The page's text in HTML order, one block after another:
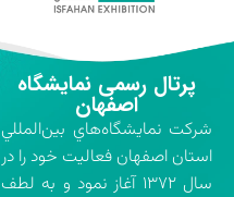
پرتال رسمی نمایشگاه
اصفهان
شركت نمايشگاه‌هاي بين‌المللي
استان اصفهان فعاليت خود را در
سال ۱۳۷۲ آغاز نمود و به لطف